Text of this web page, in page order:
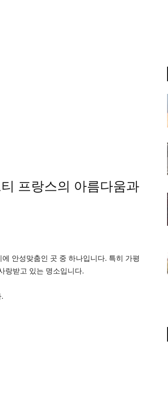
프랑스의 아름다움과
안성맞춤인 곳 중 하나입니다. 특히 가평
랑받고 있는 명소입니다.